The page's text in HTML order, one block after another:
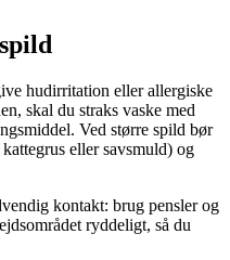
hudirritation eller allergiske
skal du straks vaske med
Ved større spild bør
eller savsmuld) og
kontakt: brug pensler og
ryddeligt, så du